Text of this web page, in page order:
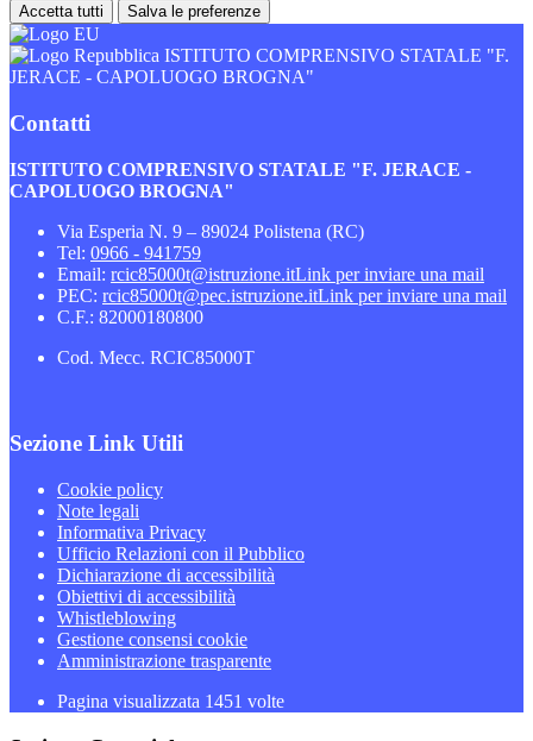
Accetta tutti Salva le preferenze
ISTITUTO COMPRENSIVO STATALE "F.
JERACE - CAPOLUOGO BROGNA"
Contatti
ISTITUTO COMPRENSIVO STATALE "F. JERACE -
CAPOLUOGO BROGNA"
Via Esperia N. 9 – 89024 Polistena (RC)
Tel: 0966 - 941759
Email: rcic85000t@istruzione.itLink per inviare una mail
PEC: rcic85000t@pec.istruzione.itLink per inviare una mail
C.F.: 82000180800
Cod. Mecc. RCIC85000T
Sezione Link Utili
Cookie policy
Note legali
Informativa Privacy
Ufficio Relazioni con il Pubblico
Dichiarazione di accessibilità
Obiettivi di accessibilità
Whistleblowing
Gestione consensi cookie
Amministrazione trasparente
Pagina visualizzata 1451 volte